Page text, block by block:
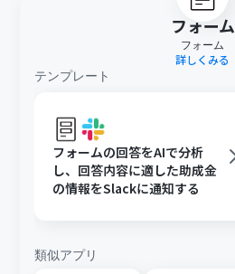
フォーム
フォーム
詳しくみる
テンプレート
フォームの回答をAIで分析
し、回答内容に適した助成金
の情報をSlackに通知する
類似アプリ